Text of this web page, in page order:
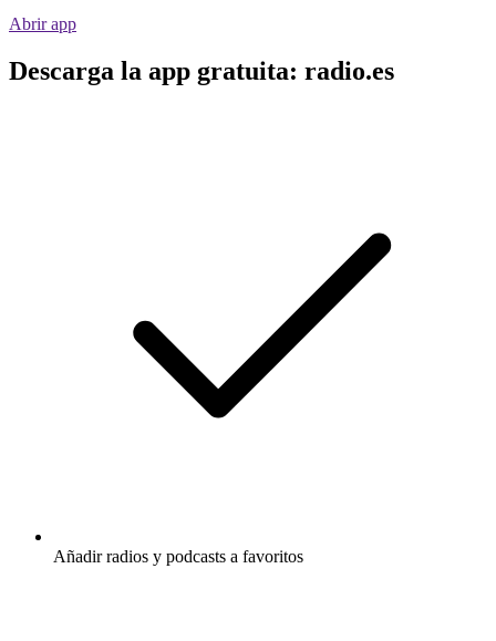
Abrir app
Descarga la app gratuita: radio.es
Añadir radios y podcasts a favoritos